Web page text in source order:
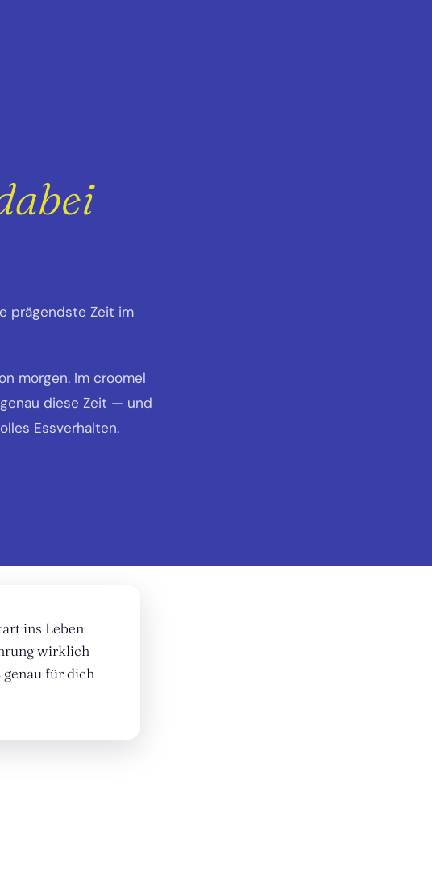
prägendste Zeit im
morgen. Im croomel
diese Zeit — und
Essverhalten.
ins Leben
wirklich
genau für dich